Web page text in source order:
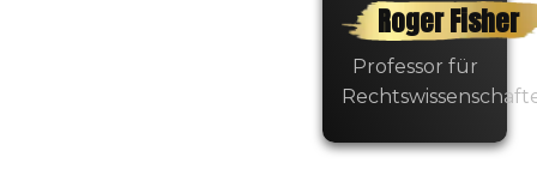
Roger Fisher
Professor für